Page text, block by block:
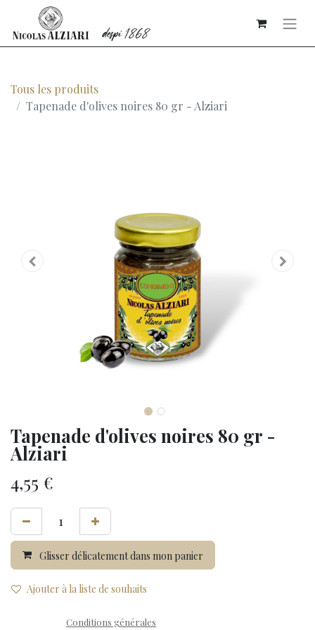
Tous les produits
Tapenade d'olives noires 80 gr - Alziari
Tapenade d'olives noires 80 gr -
Alziari
4,55 €
Glisser délicatement dans mon panier
Ajouter à la liste de souhaits
Conditions générales